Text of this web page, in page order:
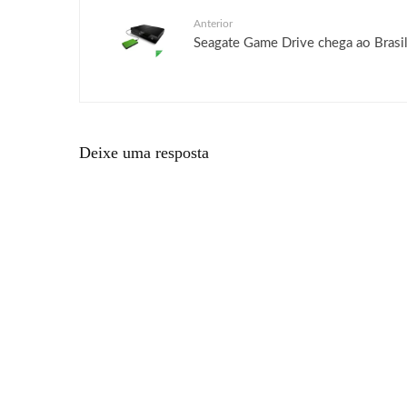
Anterior
Seagate Game Drive chega ao Brasil
Deixe uma resposta